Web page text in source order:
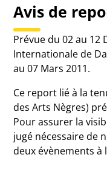
Avis de
Prévue du 02 au 12
Internationale de
au 07 Mars 2011.
Ce report lié à la
des Arts Nègres)
Pour assurer la
jugé nécessaire de
deux évènements à